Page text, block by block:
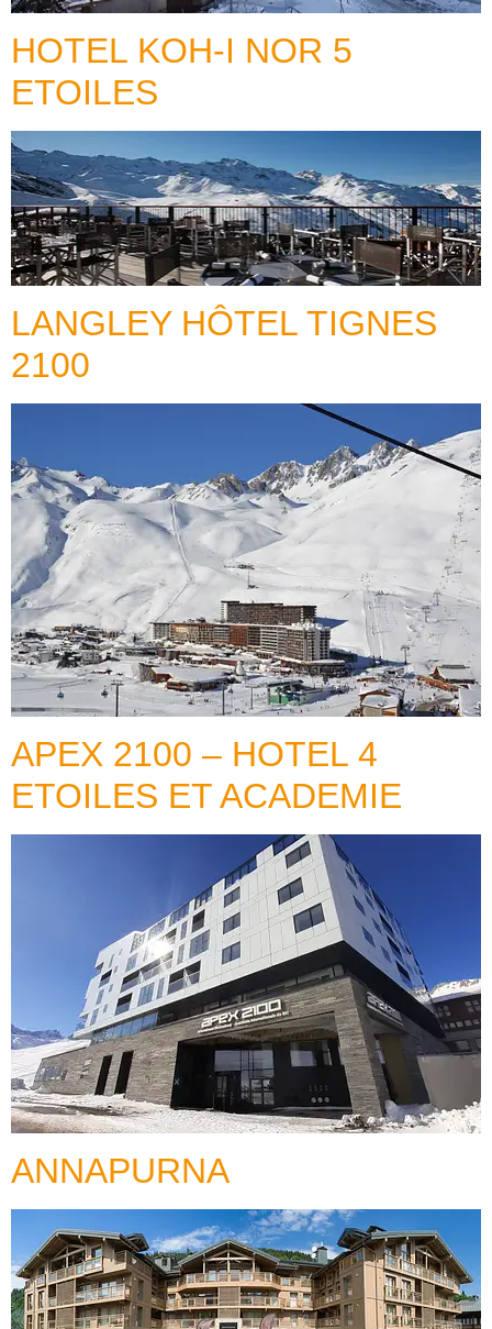
HOTEL KOH-I NOR 5
ETOILES
LANGLEY HÔTEL TIGNES
2100
APEX 2100 – HOTEL 4
ETOILES ET ACADEMIE
ANNAPURNA